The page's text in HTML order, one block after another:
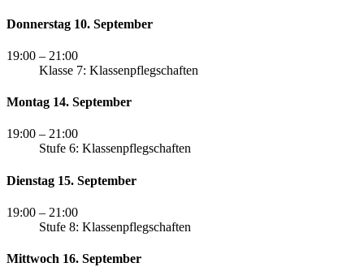
Donnerstag 10. September
19:00 – 21:00
Klasse 7: Klassenpflegschaften
Montag 14. September
19:00 – 21:00
Stufe 6: Klassenpflegschaften
Dienstag 15. September
19:00 – 21:00
Stufe 8: Klassenpflegschaften
Mittwoch 16. September